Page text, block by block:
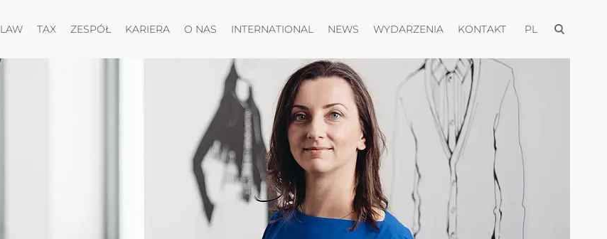
LAWOtwórz menu
TAXOtwórz menu
ZESPÓŁ KARIERAOtwórz menu
O NAS Otwórz menu
INTERNATIONAL Otwórz menu
NEWS Otwórz menu
WYDARZENIAOtwórz menu
KONTAKTOtwórz menu
PL Otwórz